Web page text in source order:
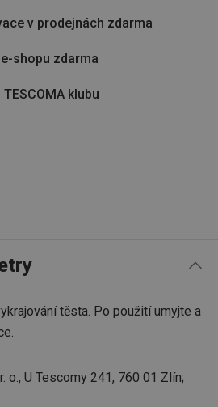
v prodejnách zdarma
shopu zdarma
klubu
těsta. Po použití umyjte a
o., U Tescomy 241, 760 01 Zlín;